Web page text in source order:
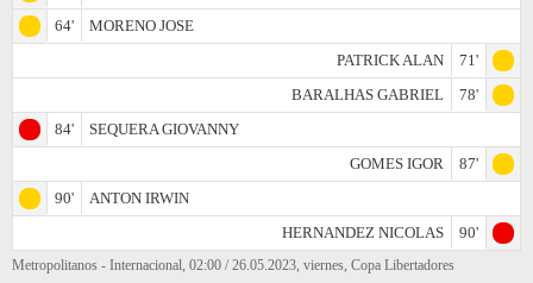
64'
MORENO JOSE
PATRICK ALAN
71'
BARALHAS GABRIEL
78'
84'
SEQUERA GIOVANNY
GOMES IGOR
87'
90'
ANTON IRWIN
HERNANDEZ NICOLAS
90'
Metropolitanos - Internacional, 02:00 / 26.05.2023, viernes, Copa Libertadores